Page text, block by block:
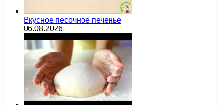
Вкусное песочное печенье
06.08.2026